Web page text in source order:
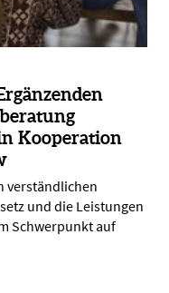
Kooperation
verständlichen
und die Leistungen
Schwerpunkt auf